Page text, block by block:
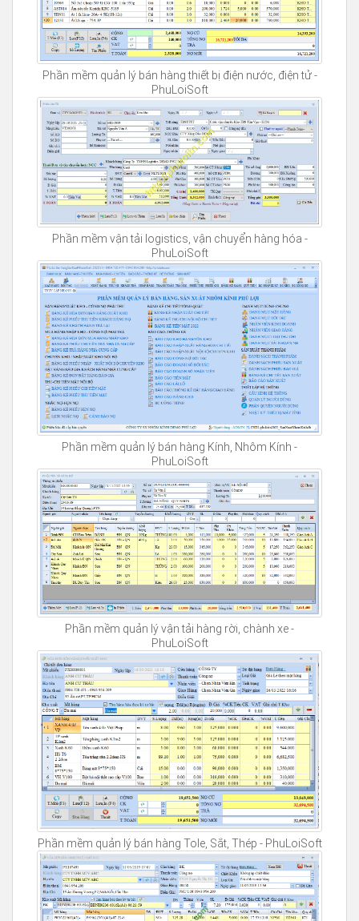
Phần mềm quản lý bán hàng thiết bị điện nước, điện tử -
PhuLoiSoft
Phần mềm vận tải logistics, vận chuyển hàng hóa -
PhuLoiSoft
Phần mềm quản lý bán hàng Kính, Nhôm Kính -
PhuLoiSoft
Phần mềm quản lý vận tải hàng rời, chành xe -
PhuLoiSoft
Phần mềm quản lý bán hàng Tole, Sắt, Thép - PhuLoiSoft